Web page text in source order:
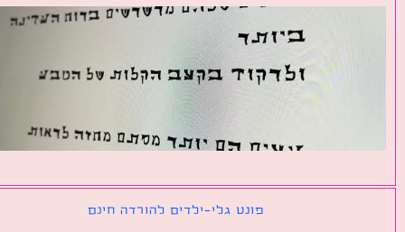
פונט גלי-ילדים להורדה חינם